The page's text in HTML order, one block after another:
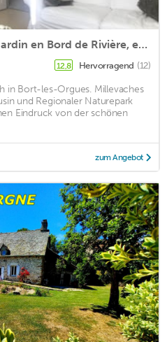
Appartement 2 à 4 p et Jardin en Bord de Rivière, en Coeur de Ville, Proche lac
12,8 Hervorragend (12)
in Bort-les-Orgues. Millevaches
und Regionaler Naturepark
Eindruck von der schönen
zum Angebot